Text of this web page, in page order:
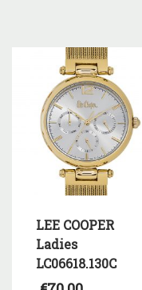
LEE COOPER
Ladies
LC06618.130C